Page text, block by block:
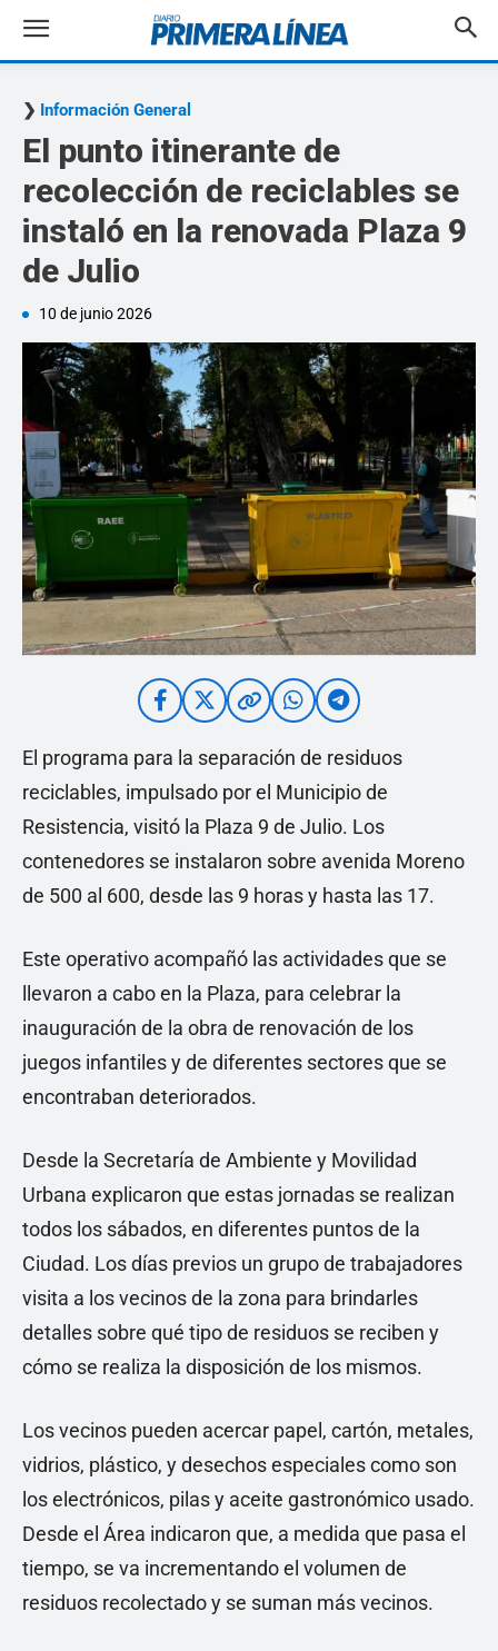
Información General
El punto itinerante de
recolección de reciclables se
instaló en la renovada Plaza 9
de Julio
10 de junio 2026
El programa para la separación de residuos
reciclables, impulsado por el Municipio de
Resistencia, visitó la Plaza 9 de Julio. Los
contenedores se instalaron sobre avenida Moreno
de 500 al 600, desde las 9 horas y hasta las 17.
Este operativo acompañó las actividades que se
llevaron a cabo en la Plaza, para celebrar la
inauguración de la obra de renovación de los
juegos infantiles y de diferentes sectores que se
encontraban deteriorados.
Desde la Secretaría de Ambiente y Movilidad
Urbana explicaron que estas jornadas se realizan
todos los sábados, en diferentes puntos de la
Ciudad. Los días previos un grupo de trabajadores
visita a los vecinos de la zona para brindarles
detalles sobre qué tipo de residuos se reciben y
cómo se realiza la disposición de los mismos.
Los vecinos pueden acercar papel, cartón, metales,
vidrios, plástico, y desechos especiales como son
los electrónicos, pilas y aceite gastronómico usado.
Desde el Área indicaron que, a medida que pasa el
tiempo, se va incrementando el volumen de
residuos recolectado y se suman más vecinos.